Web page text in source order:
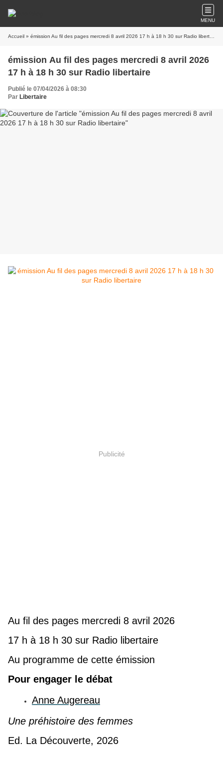
MENU
Accueil » émission Au fil des pages mercredi 8 avril 2026 17 h à 18 h 30 sur Radio libertaire
émission Au fil des pages mercredi 8 avril 2026
17 h à 18 h 30 sur Radio libertaire
Publié le 07/04/2026 à 08:30
Par Libertaire
Publicité
Au fil des pages mercredi 8 avril 2026
17 h à 18 h 30 sur Radio libertaire
Au programme de cette émission
Pour engager le débat
Anne Augereau
Une préhistoire des femmes
Ed. La Découverte, 2026